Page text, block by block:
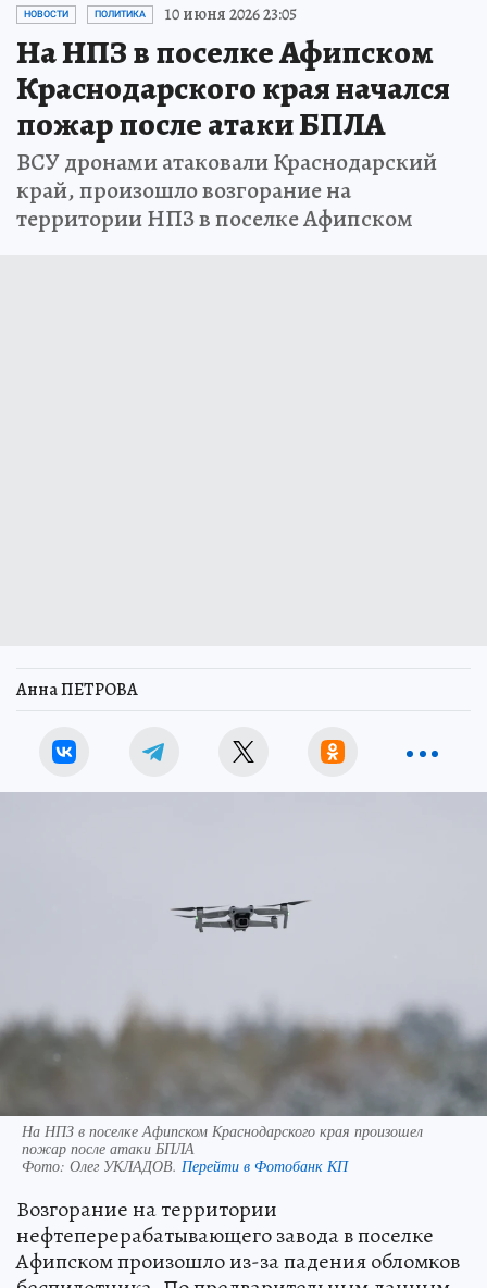
НОВОСТИ ПОЛИТИКА 10 июня 2026 23:05
На НПЗ в поселке Афипском
Краснодарского края начался
пожар после атаки БПЛА
ВСУ дронами атаковали Краснодарский
край, произошло возгорание на
территории НПЗ в поселке Афипском
Анна ПЕТРОВА
На НПЗ в поселке Афипском Краснодарского края произошел
пожар после атаки БПЛА
Фото: Олег УКЛАДОВ. Перейти в Фотобанк КП
Возгорание на территории
нефтеперерабатывающего завода в поселке
Афипском произошло из-за падения обломков